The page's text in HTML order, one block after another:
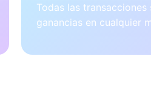
Todas las
ganancias en cualquier